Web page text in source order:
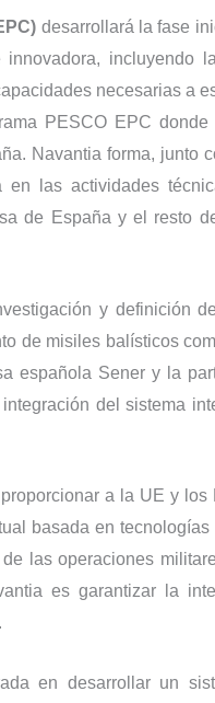
desarrollará la fase
incluyendo
necesarias a
PESCO EPC
Navantia forma, junto
las actividades
de España y el resto
y definición
de misiles balísticos
española Sener y la
del sistema
a la UE y los
basada en
las operaciones
es garantizar la
en desarrollar un